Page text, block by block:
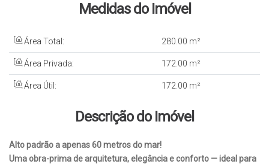
Medidas do Imóvel
Área Total: 280 .00 m²
Área Privada: 172 .00 m²
Área Útil: 172 .00 m²
Descrição do Imóvel
Alto padrão a apenas 60 metros do mar!
Uma obra-prima de arquitetura, elegância e conforto — ideal para